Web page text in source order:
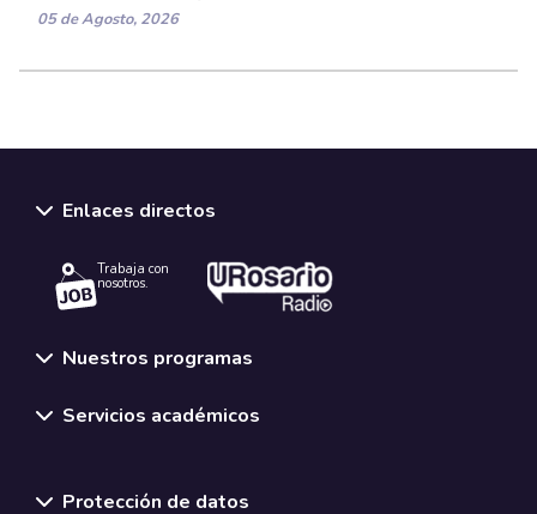
05 de Agosto, 2026
Enlaces directos
Trabaja con
nosotros.
Nuestros programas
Servicios académicos
Protección de datos